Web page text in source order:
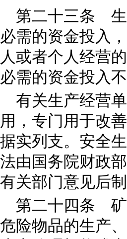
第二十三条 生
必需的资金投入
人或者个人经营
必需的资金投入
有关生产经营
用，专门用于改
据实列支。安全
法由国务院财政
有关部门意见后制
第二十四条 矿
危险物品的生产